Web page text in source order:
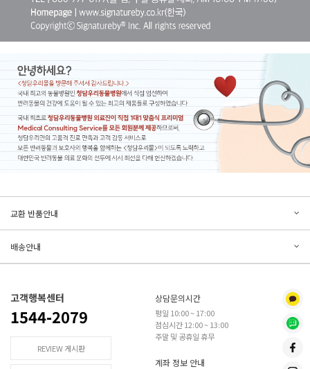
교환 반품안내
배송안내
고객행복센터
1544-2079
REVIEW 게시판
상담문의시간
평일 10:00 ~ 17:00
점심시간 12:00 ~ 13:00
주말 및 공휴일 휴무
계좌 정보 안내